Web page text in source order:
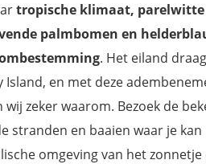
tropische klimaat, parelwitte
palmbomen en
. Het eiland
Island, en met deze
zeker waarom. Bezoek de
stranden en baaien waar je kan
omgeving van het zonnetje